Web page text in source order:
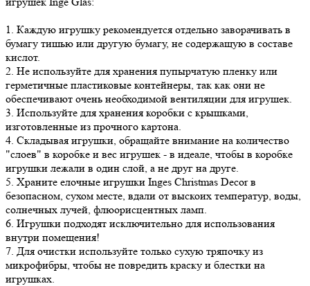
1. Каждую игрушку рекомендуется отдельно заворачивать в
бумагу тишью или другую бумагу, не содержащую в составе
кислот.
2. Не используйте для хранения пупырчатую пленку или
герметичные пластиковые контейнеры, так как они не
обеспечивают очень необходимой вентиляции для игрушек.
3. Используйте для хранения коробки с крышками,
изготовленные из прочного картона.
4. Складывая игрушки, обращайте внимание на количество
"слоев" в коробке и вес игрушек - в идеале, чтобы в коробке
игрушки лежали в один слой, а не друг на друге.
5. Храните елочные игрушки Inges Christmas Decor в
безопасном, сухом месте, вдали от выскоих температур, воды,
солнечных лучей, флюорисцентных ламп.
6. Игрушки подходят исключительно для использования
внутри помещения!
7. Для очистки используйте только сухую тряпочку из
микрофибры, чтобы не повредить краску и блестки на
игрушках.